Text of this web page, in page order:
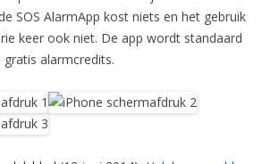
SOS AlarmApp kost niets en het gebruik
keer ook niet. De app wordt standaard
alarmcredits.